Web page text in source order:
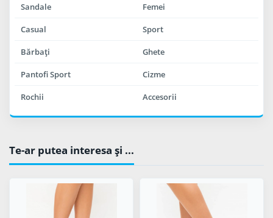
Sandale Femei
Casual Sport
Bărbaţi Ghete
Pantofi Sport Cizme
Rochii Accesorii
Te-ar putea interesa şi ...